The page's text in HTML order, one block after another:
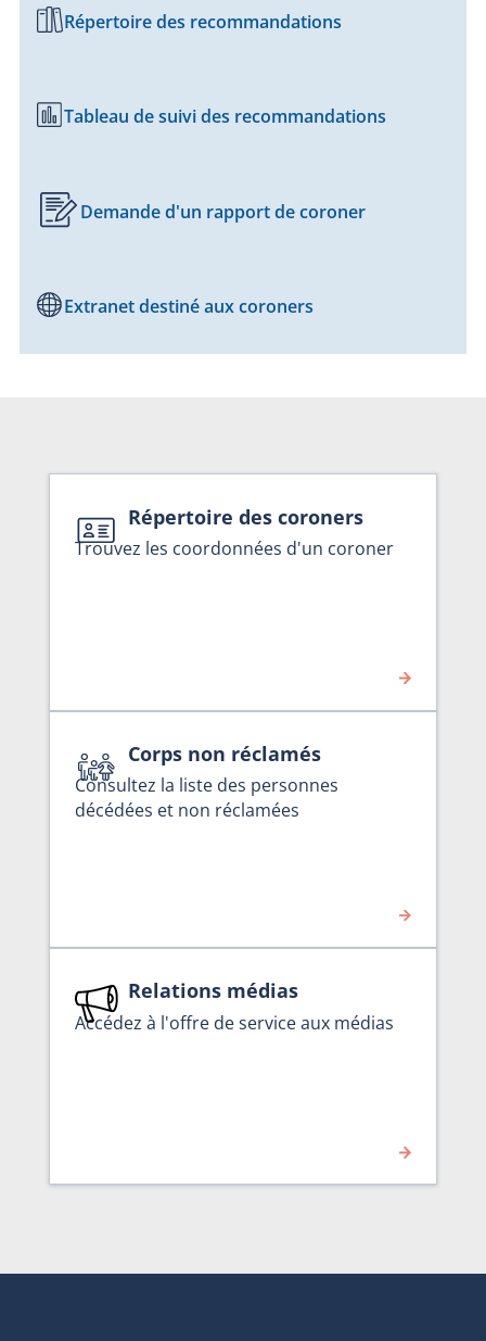
Répertoire des recommandations
Tableau de suivi des recommandations
Demande d'un rapport de coroner
Extranet destiné aux coroners
Répertoire des coroners
Trouvez les coordonnées d'un coroner
Corps non réclamés
Consultez la liste des personnes
décédées et non réclamées
Relations médias
Accédez à l'offre de service aux médias